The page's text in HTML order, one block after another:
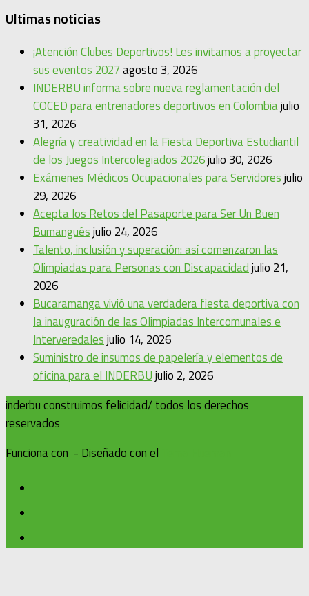
Ultimas noticias
¡Atención Clubes Deportivos! Les invitamos a proyectar
sus eventos 2027agosto 3, 2026
INDERBU informa sobre nueva reglamentación del
COCED para entrenadores deportivos en Colombiajulio
31, 2026
Alegría y creatividad en la Fiesta Deportiva Estudiantil
de los Juegos Intercolegiados 2026julio 30, 2026
Exámenes Médicos Ocupacionales para Servidoresjulio
29, 2026
Acepta los Retos del Pasaporte para Ser Un Buen
Bumanguésjulio 24, 2026
Talento, inclusión y superación: así comenzaron las
Olimpiadas para Personas con Discapacidadjulio 21,
2026
Bucaramanga vivió una verdadera fiesta deportiva con
la inauguración de las Olimpiadas Intercomunales e
Interveredalesjulio 14, 2026
Suministro de insumos de papelería y elementos de
oficina para el INDERBUjulio 2, 2026
inderbu construimos felicidad/ todos los derechos
reservados
Funciona con - Diseñado con el